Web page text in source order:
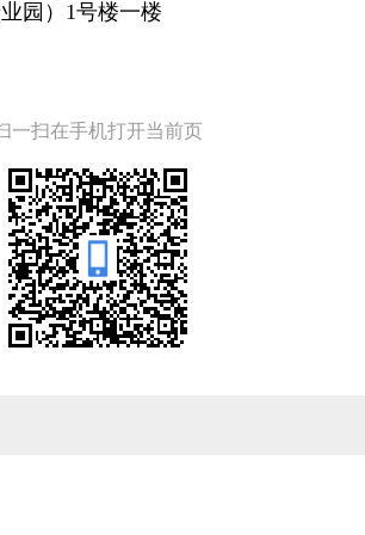
园）1号楼一楼
一扫在手机打开当前页